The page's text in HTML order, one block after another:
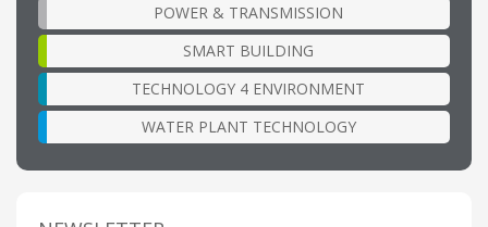
POWER & TRANSMISSION
SMART BUILDING
TECHNOLOGY 4 ENVIRONMENT
WATER PLANT TECHNOLOGY